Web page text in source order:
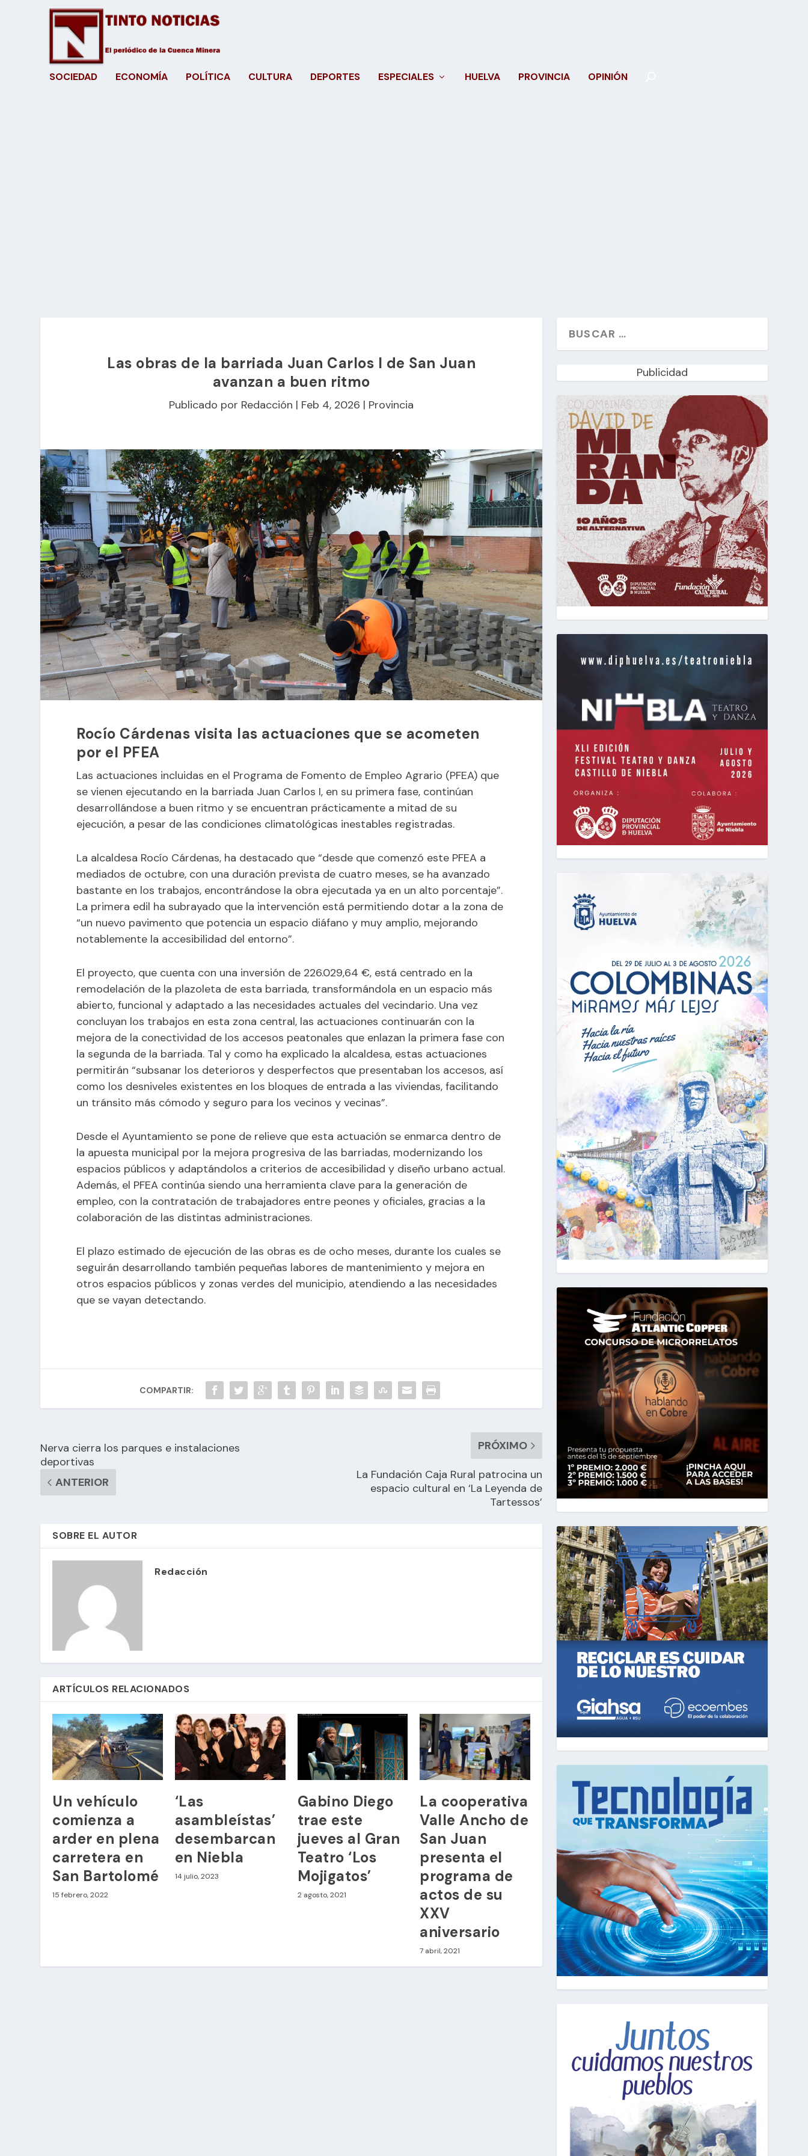
SOCIEDAD ECONOMÍA POLÍTICA CULTURA DEPORTES ESPECIALES HUELVA PROVINCIA OPINIÓN
Las obras de la barriada Juan Carlos I de San Juan
avanzan a buen ritmo
Publicado por Redacción | Feb 4, 2026 | Provincia
Rocío Cárdenas visita las actuaciones que se acometen
por el PFEA
Las actuaciones incluidas en el Programa de Fomento de Empleo Agrario (PFEA) que
se vienen ejecutando en la barriada Juan Carlos I, en su primera fase, continúan
desarrollándose a buen ritmo y se encuentran prácticamente a mitad de su
ejecución, a pesar de las condiciones climatológicas inestables registradas.
La alcaldesa Rocío Cárdenas, ha destacado que “desde que comenzó este PFEA a
mediados de octubre, con una duración prevista de cuatro meses, se ha avanzado
bastante en los trabajos, encontrándose la obra ejecutada ya en un alto porcentaje”.
La primera edil ha subrayado que la intervención está permitiendo dotar a la zona de
“un nuevo pavimento que potencia un espacio diáfano y muy amplio, mejorando
notablemente la accesibilidad del entorno”.
El proyecto, que cuenta con una inversión de 226.029,64 €, está centrado en la
remodelación de la plazoleta de esta barriada, transformándola en un espacio más
abierto, funcional y adaptado a las necesidades actuales del vecindario. Una vez
concluyan los trabajos en esta zona central, las actuaciones continuarán con la
mejora de la conectividad de los accesos peatonales que enlazan la primera fase con
la segunda de la barriada. Tal y como ha explicado la alcaldesa, estas actuaciones
permitirán “subsanar los deterioros y desperfectos que presentaban los accesos, así
como los desniveles existentes en los bloques de entrada a las viviendas, facilitando
un tránsito más cómodo y seguro para los vecinos y vecinas”.
Desde el Ayuntamiento se pone de relieve que esta actuación se enmarca dentro de
la apuesta municipal por la mejora progresiva de las barriadas, modernizando los
espacios públicos y adaptándolos a criterios de accesibilidad y diseño urbano actual.
Además, el PFEA continúa siendo una herramienta clave para la generación de
empleo, con la contratación de trabajadores entre peones y oficiales, gracias a la
colaboración de las distintas administraciones.
El plazo estimado de ejecución de las obras es de ocho meses, durante los cuales se
seguirán desarrollando también pequeñas labores de mantenimiento y mejora en
otros espacios públicos y zonas verdes del municipio, atendiendo a las necesidades
que se vayan detectando.
COMPARTIR:
Nerva cierra los parques e instalaciones
deportivas
ANTERIOR
PRÓXIMO
La Fundación Caja Rural patrocina un
espacio cultural en ‘La Leyenda de
Tartessos’
SOBRE EL AUTOR
Redacción
ARTÍCULOS RELACIONADOS
Un vehículo
comienza a
arder en plena
carretera en
San Bartolomé
15 febrero, 2022
‘Las
asambleístas’
desembarcan
en Niebla
14 julio, 2023
Gabino Diego
trae este
jueves al Gran
Teatro ‘Los
Mojigatos’
2 agosto, 2021
La cooperativa
Valle Ancho de
San Juan
presenta el
programa de
actos de su
XXV
aniversario
7 abril, 2021
Publicidad